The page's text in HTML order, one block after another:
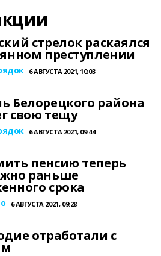
стрелок раскаялся
преступлении
6 АВГУСТА 2021, 10:03
Белорецкого района
свою тещу
6 АВГУСТА 2021, 09:44
пенсию теперь
раньше
срока
6 АВГУСТА 2021, 09:28
отработали с